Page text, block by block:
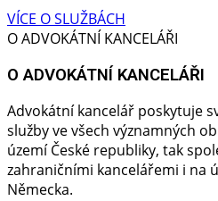
VÍCE O SLUŽBÁCH
O ADVOKÁTNÍ KANCELÁŘI
O ADVOKÁTNÍ KANCELÁŘI
Advokátní kancelář poskytuje
služby ve všech významných
území České republiky, tak
zahraničními kancelářemi i na
Německa.